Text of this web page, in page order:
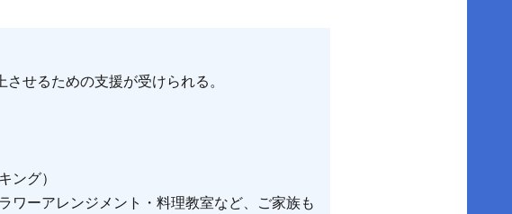
せるための支援が受けられる。
ング）
ワーアレンジメント・料理教室など、ご家族も